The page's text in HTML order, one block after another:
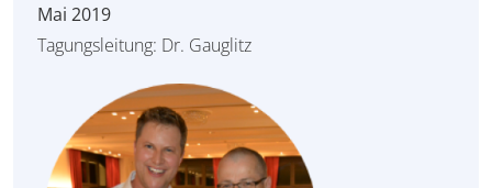
Mai 2019
Tagungsleitung: Dr. Gauglitz